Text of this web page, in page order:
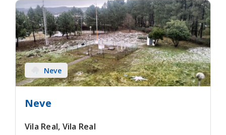
Neve
Neve
Vila Real, Vila Real